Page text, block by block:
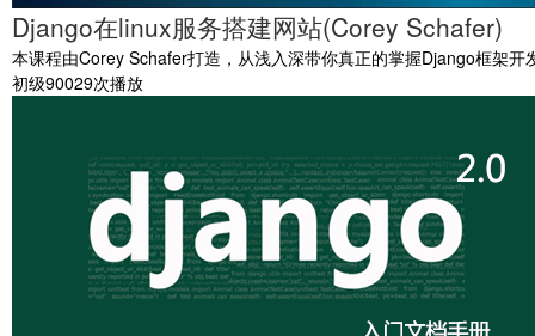
Django在linux服务搭建网站(Corey Schafer)
本课程由Corey Schafer打造，从浅入深带你真正的掌握Django框架开
初级90029次播放